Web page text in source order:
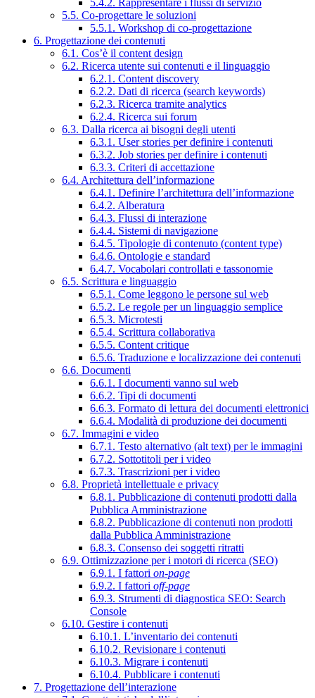
5.5. Co-progettare le soluzioni
5.5.1. Workshop di co-progettazione
6. Progettazione dei contenuti
6.1. Cos’è il content design
6.2. Ricerca utente sui contenuti e il linguaggio
6.2.1. Content discovery
6.2.2. Dati di ricerca (search keywords)
6.2.3. Ricerca tramite analytics
6.2.4. Ricerca sui forum
6.3. Dalla ricerca ai bisogni degli utenti
6.3.1. User stories per definire i contenuti
6.3.2. Job stories per definire i contenuti
6.3.3. Criteri di accettazione
6.4. Architettura dell’informazione
6.4.1. Definire l’architettura dell’informazione
6.4.2. Alberatura
6.4.3. Flussi di interazione
6.4.4. Sistemi di navigazione
6.4.5. Tipologie di contenuto (content type)
6.4.6. Ontologie e standard
6.4.7. Vocabolari controllati e tassonomie
6.5. Scrittura e linguaggio
6.5.1. Come leggono le persone sul web
6.5.2. Le regole per un linguaggio semplice
6.5.3. Microtesti
6.5.4. Scrittura collaborativa
6.5.5. Content critique
6.5.6. Traduzione e localizzazione dei contenuti
6.6. Documenti
6.6.1. I documenti vanno sul web
6.6.2. Tipi di documenti
6.6.3. Formato di lettura dei documenti elettronici
6.6.4. Modalità di produzione dei documenti
6.7. Immagini e video
6.7.1. Testo alternativo (alt text) per le immagini
6.7.2. Sottotitoli per i video
6.7.3. Trascrizioni per i video
6.8. Proprietà intellettuale e privacy
6.8.1. Pubblicazione di contenuti prodotti dalla
Pubblica Amministrazione
6.8.2. Pubblicazione di contenuti non prodotti
dalla Pubblica Amministrazione
6.8.3. Consenso dei soggetti ritratti
6.9. Ottimizzazione per i motori di ricerca (SEO)
6.9.1. I fattori on-page
6.9.2. I fattori off-page
6.9.3. Strumenti di diagnostica SEO: Search
Console
6.10. Gestire i contenuti
6.10.1. L’inventario dei contenuti
6.10.2. Revisionare i contenuti
6.10.3. Migrare i contenuti
6.10.4. Pubblicare i contenuti
7. Progettazione dell’interazione